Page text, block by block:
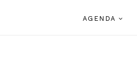
AGENDA